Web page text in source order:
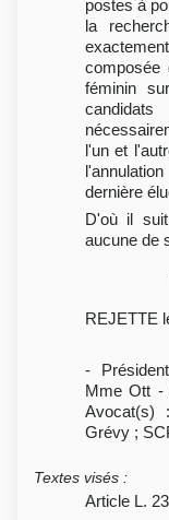
postes à
la
composée
féminin
l'un et
dernière
D'où il
aucune de
REJETTE
-
Mme Ott -
Avocat(s)
Grévy ;
Textes visés :
Article L.